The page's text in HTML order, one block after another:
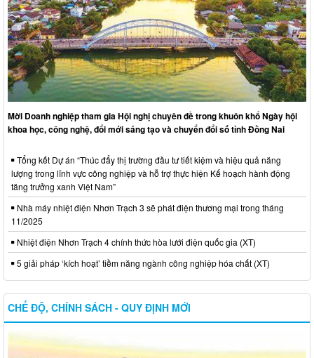
Mời Doanh nghiệp tham gia Hội nghị chuyên đề trong khuôn khổ Ngày hội
khoa học, công nghệ, đổi mới sáng tạo và chuyển đổi số tỉnh Đồng Nai
Tổng kết Dự án “Thúc đẩy thị trường đầu tư tiết kiệm và hiệu quả năng
lượng trong lĩnh vực công nghiệp và hỗ trợ thực hiện Kế hoạch hành động
tăng trưởng xanh Việt Nam”
Nhà máy nhiệt điện Nhơn Trạch 3 sẽ phát điện thương mại trong tháng
11/2025
Nhiệt điện Nhơn Trạch 4 chính thức hòa lưới điện quốc gia (XT)
5 giải pháp ‘kích hoạt’ tiềm năng ngành công nghiệp hóa chất (XT)
CHẾ ĐỘ, CHÍNH SÁCH - QUY ĐỊNH MỚI